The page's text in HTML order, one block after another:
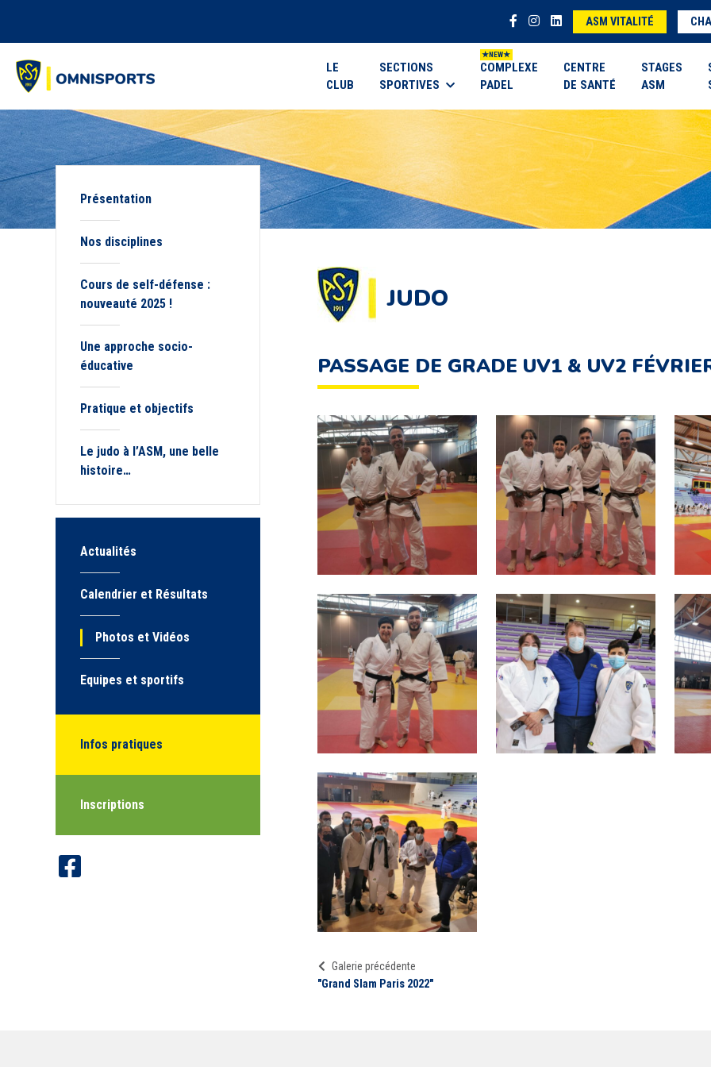
ASM VITALITÉ
LE
CLUB
SECTIONS
SPORTIVES
COMPLEXE
PADEL
CENTRE
DE SANTÉ
STAGES
ASM
Présentation
Nos disciplines
Cours de self-défense :
nouveauté 2025 !
Une approche socio-
éducative
Pratique et objectifs
Le judo à l’ASM, une belle
histoire…
Actualités
Calendrier et Résultats
Photos et Vidéos
Equipes et sportifs
Infos pratiques
Inscriptions
JUDO
PASSAGE DE GRADE UV1 & UV2
Galerie précédente
"Grand Slam Paris 2022"